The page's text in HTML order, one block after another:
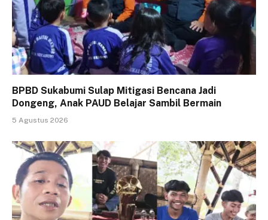
BPBD Sukabumi Sulap Mitigasi Bencana Jadi
Dongeng, Anak PAUD Belajar Sambil Bermain
5 Agustus 2026